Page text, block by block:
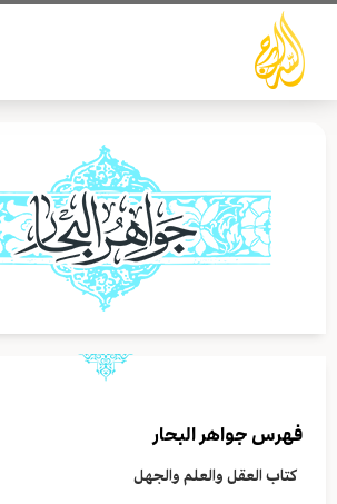
تخطي
المحتوى
فهرس جواهر البحار
كتاب العقل والعلم والجهل